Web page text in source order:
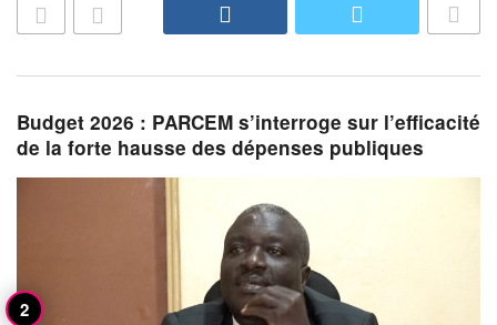
Budget 2026 : PARCEM s’interroge sur l’efficacité
de la forte hausse des dépenses publiques